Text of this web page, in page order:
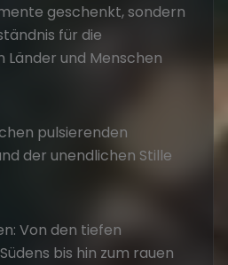
geschenkt, sondern
für die
und Menschen
pulsierenden
der unendlichen Stille
Von den tiefen
bis hin zum rauen